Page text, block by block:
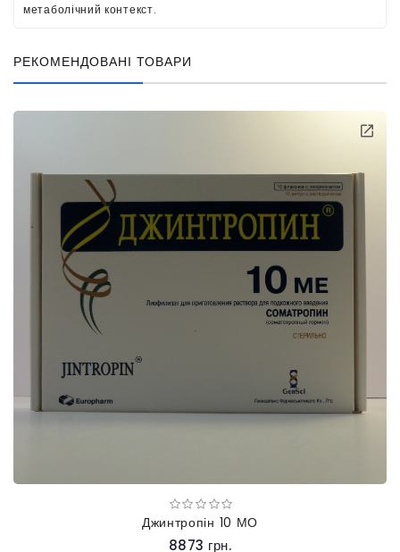
метаболiчний контекст.
РЕКОМЕНДОВАНІ ТОВАРИ
Джинтропін 10 МО
8873 грн.